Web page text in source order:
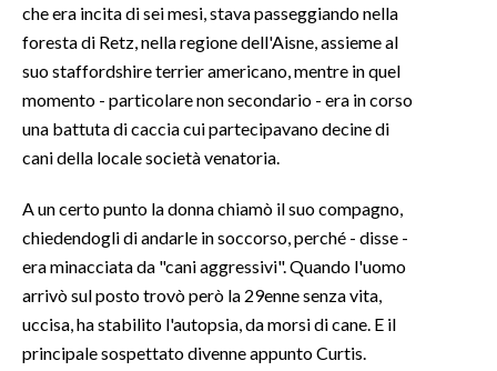
SARDI NEL MONDO
NOTIZIE
EVENTI
#CARAUNIONE
3 MINUTI CON
INSULARITÀ
INFO AZIENDE
ABBONATI
che era incita di sei mesi, stava passeggiando nella
foresta di Retz, nella regione dell'Aisne, assieme al
suo staffordshire terrier americano, mentre in quel
momento - particolare non secondario - era in corso
una battuta di caccia cui partecipavano decine di
cani della locale società venatoria.
A un certo punto la donna chiamò il suo compagno,
chiedendogli di andarle in soccorso, perché - disse -
era minacciata da "cani aggressivi". Quando l'uomo
arrivò sul posto trovò però la 29enne senza vita,
uccisa, ha stabilito l'autopsia, da morsi di cane. E il
principale sospettato divenne appunto Curtis.